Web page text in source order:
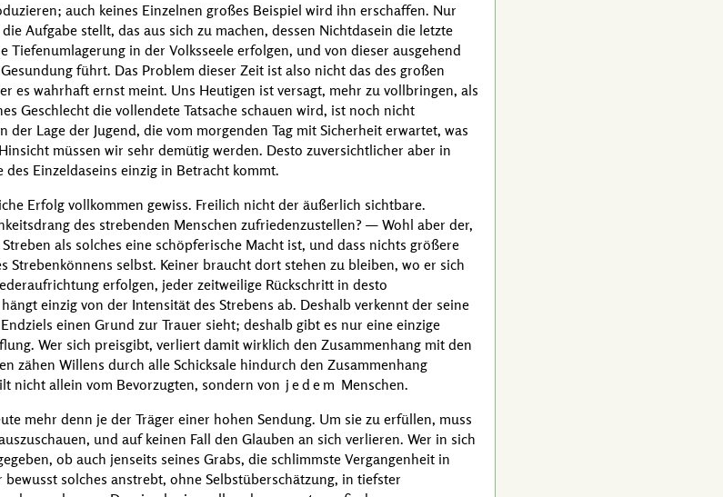
auch keines Einzelnen großes Beispiel wird ihn erschaffen. Nur
Aufgabe stellt, das aus sich zu machen, dessen Nichtdasein die letzte
Tiefenumlagerung in der Volksseele erfolgen, und von dieser ausgehend
führt. Das Problem dieser Zeit ist also nicht das des großen
es wahrhaft ernst meint. Uns Heutigen ist versagt, mehr zu vollbringen, als
Geschlecht die vollendete Tatsache schauen wird, ist noch nicht
Lage der Jugend, die vom morgenden Tag mit Sicherheit erwartet, was
müssen wir sehr demütig werden. Desto zuversichtlicher aber in
Einzeldaseins einzig in Betracht kommt.
Erfolg vollkommen gewiss. Freilich nicht der äußerlich sichtbare.
des strebenden Menschen zufriedenzustellen? — Wohl aber der,
als solches eine schöpferische Macht ist, und dass nichts größere
Strebenkönnens selbst. Keiner braucht dort stehen zu bleiben, wo er sich
erfolgen, jeder zeitweilige Rückschritt in desto
einzig von der Intensität des Strebens ab. Deshalb verkennt der seine
einen Grund zur Trauer sieht; deshalb gibt es nur eine einzige
Wer sich preisgibt, verliert damit wirklich den Zusammenhang mit den
zähen Willens durch alle Schicksale hindurch den Zusammenhang
nicht allein vom Bevorzugten, sondern von jedem Menschen.
mehr denn je der Träger einer hohen Sendung. Um sie zu erfüllen, muss
und auf keinen Fall den Glauben an sich verlieren. Wer in sich
ob auch jenseits seines Grabs, die schlimmste Vergangenheit in
solches anstrebt, ohne Selbstüberschätzung, in tiefster